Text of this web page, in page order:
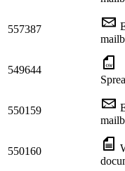
557387
549644
550159
550160